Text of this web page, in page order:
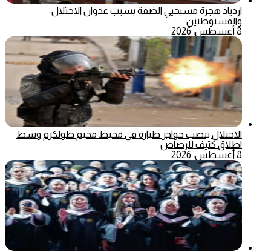
ازدياد هجرة مسيحيي الضفة بسبب عدوان الاحتلال
والمستوطنين
8 أغسطس، 2026
الاحتلال ينصب حواجز طيارة في محيط مخيم طولكرم وسط
اطلاق كثيف للرصاص
8 أغسطس، 2026